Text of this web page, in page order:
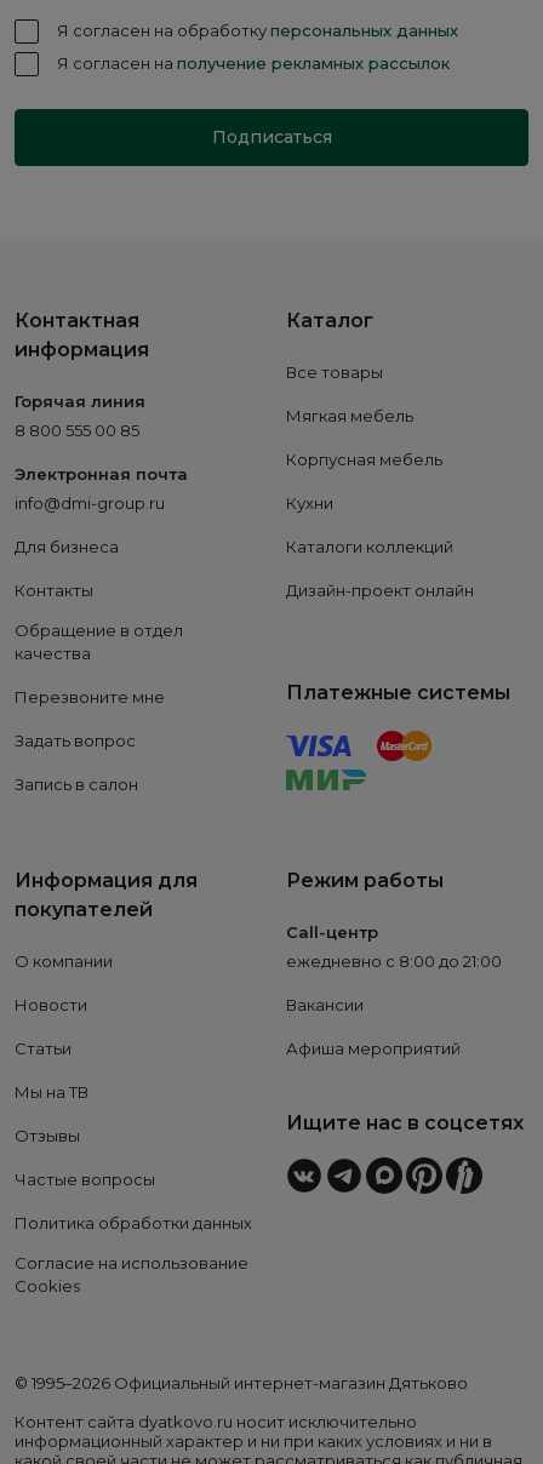
Я согласен на обработкуперсональных данных
Я согласен на получение рекламных рассылок
Подписаться
Контактная
информация
Горячая линия
8 800 555 00 85
Электронная почта
info@dmi-group.ru
Для бизнеса
Контакты
Обращение в отдел
качества
Перезвоните мне
Задать вопрос
Запись в салон
Каталог
Все товары
Мягкая мебель
Корпусная мебель
Кухни
Каталоги коллекций
Дизайн-проект онлайн
Платежные системы
Информация для
покупателей
О компании
Новости
Статьи
Мы на ТВ
Отзывы
Частые вопросы
Политика обработки данных
Согласие на использование
Cookies
Режим работы
Call-центр
ежедневно с 8:00 до 21:00
Вакансии
Афиша мероприятий
Ищите нас в соцсетях
© 1995–2026 Официальный интернет-магазин Дятьково
Контент сайта dyatkovo.ru носит исключительно
информационный характер и ни при каких условиях и ни в